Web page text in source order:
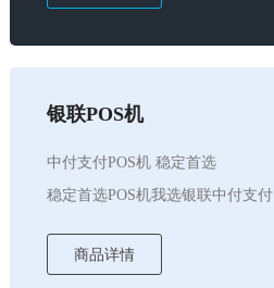
银联POS机
中付支付POS机 稳定首选
稳定首选POS机我选银联中付支付
商品详情